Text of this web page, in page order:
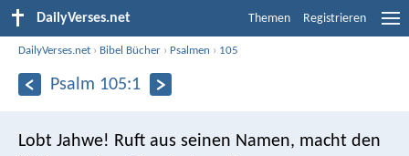
DailyVerses.net Themen Registrieren
DailyVerses.net › Bibel Bücher › Psalmen › 105
Psalm 105:1
Lobt Jahwe! Ruft aus seinen Namen, macht den